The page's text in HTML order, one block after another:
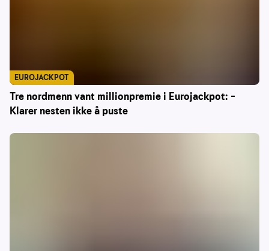
Tre nordmenn vant millionpremie i Eurojackpot: –
Klarer nesten ikke å puste
EUROJACKPOT